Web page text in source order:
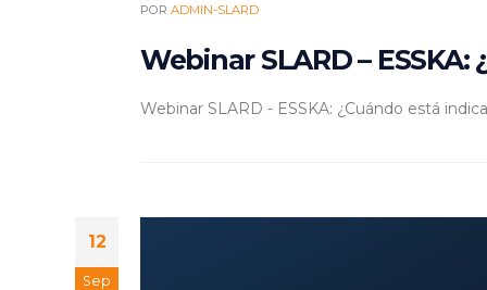
POR ADMIN-SLARD
Webinar SLARD –
Webinar SLARD - ESSKA: ¿Cuándo está
12
Sep